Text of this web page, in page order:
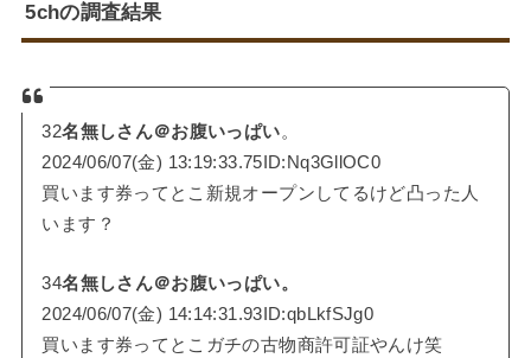
5chの調査結果
32名無しさん＠お腹いっぱい。
2024/06/07(金) 13:19:33.75ID:Nq3GllOC0
買います券ってとこ新規オープンしてるけど凸った人
います？
34名無しさん＠お腹いっぱい。
2024/06/07(金) 14:14:31.93ID:qbLkfSJg0
買います券ってとこガチの古物商許可証やんけ笑